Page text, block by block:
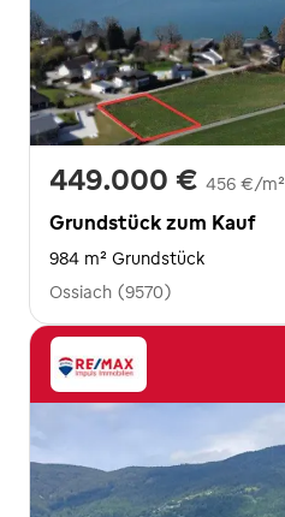
449.000 € 456 €/m²
Grundstück zum Kauf
984 m² Grundstück
Ossiach (9570)